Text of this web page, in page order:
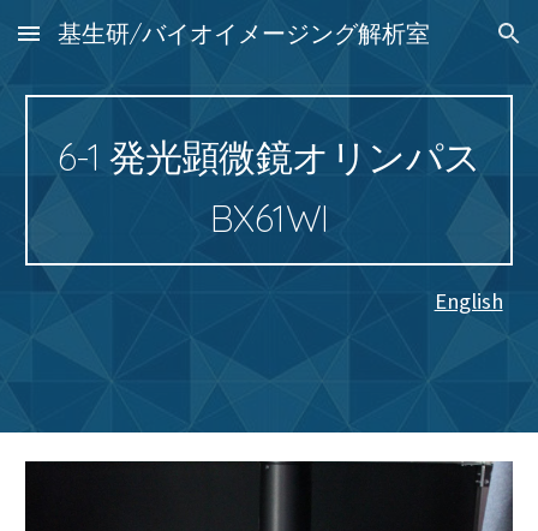
Skip to main content Skip to navigation
基生研/バイオイメージング解析室
6-1 発光顕微鏡オリンパス
BX61WI
English